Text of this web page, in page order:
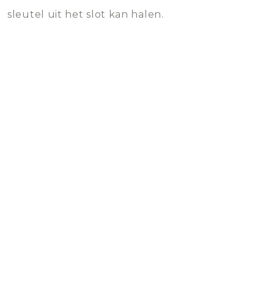
sleutel uit het slot kan halen.